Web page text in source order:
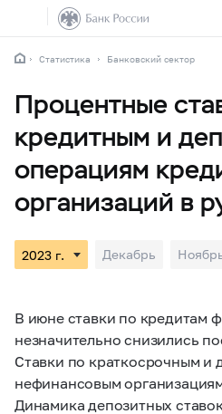
Статистика Банковский сектор
Процентные
кредитным и
операциям
организаций в
Декабрь
В июне ставки по кредитам
незначительно снизились
Ставки по краткосрочным и
нефинансовым
Динамика депозитных